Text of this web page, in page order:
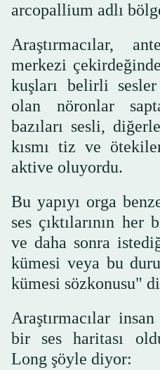
arcopallium adlı
Araştırmacılar,
merkezi
kuşları belirli sesler
olan nöronlar
bazıları sesli,
kısmı tiz ve
aktive oluyordu.
Bu yapıyı orga
ses çıktılarının
ve daha sonra
kümesi veya bu
kümesi sözkonusu"
Araştırmacılar
bir ses haritası
Long şöyle diyor: